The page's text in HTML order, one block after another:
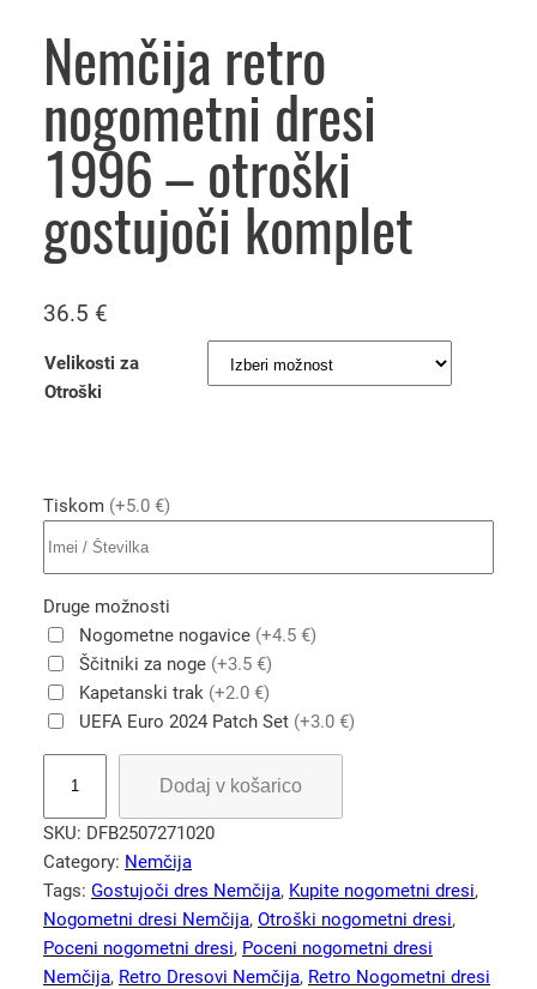
Nemčija retro
nogometni dresi
1996 – otroški
gostujoči komplet
36.5 €
Velikosti za
Otroški
Tiskom (+5.0 €)
Druge možnosti
Nogometne nogavice (+4.5 €)
Ščitniki za noge (+3.5 €)
Kapetanski trak (+2.0 €)
UEFA Euro 2024 Patch Set (+3.0 €)
m
č
i
j
a
r
Dodaj v košarico
SKU: DFB2507271020
Category: Nemčija
Tags: Gostujoči dres Nemčija, Kupite nogometni dresi
Nogometni dresi Nemčija, Otroški nogometni dresi
Poceni nogometni dresi, Poceni nogometni dresi
Nemčija, Retro Dresovi Nemčija, Retro Nogometni dresi